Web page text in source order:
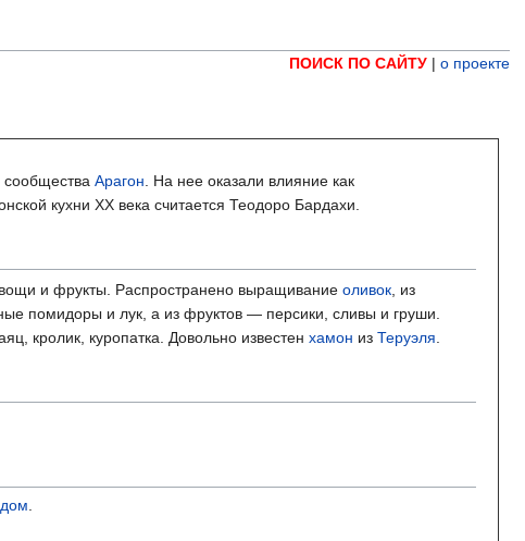
ПОИСК ПО САЙТУ | о проекте
сообщества Арагон . На нее оказали влияние как
кухни XX века считается Теодоро Бардахи.
и фрукты. Распространено выращивание оливок , из
помидоры и лук, а из фруктов — персики, сливы и груши.
кролик, куропатка. Довольно известен хамон из Теруэля
.